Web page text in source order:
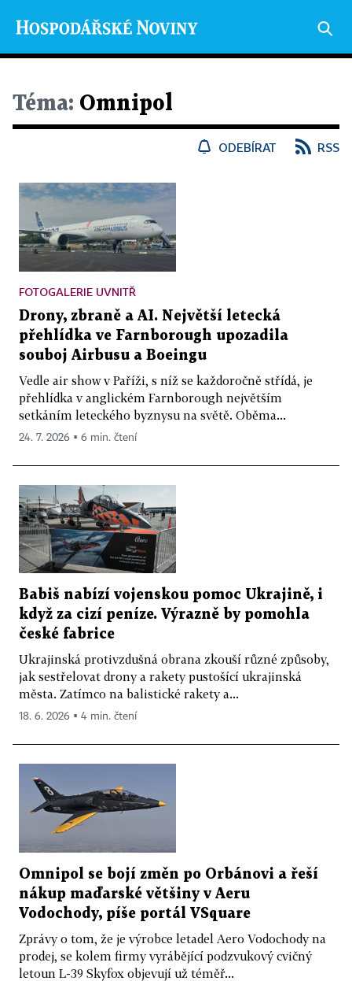
Téma: Omnipol
ODEBÍRAT RSS
FOTOGALERIE UVNITŘ
Drony, zbraně a AI. Největší letecká
přehlídka ve Farnborough upozadila
souboj Airbusu a Boeingu
Vedle air show v Paříži, s níž se každoročně střídá, je
přehlídka v anglickém Farnborough největším
setkáním leteckého byznysu na světě. Oběma...
24. 7. 2026 ▪ 6 min. čtení
Babiš nabízí vojenskou pomoc Ukrajině, i
když za cizí peníze. Výrazně by pomohla
české fabrice
Ukrajinská protivzdušná obrana zkouší různé způsoby,
jak sestřelovat drony a rakety pustošící ukrajinská
města. Zatímco na balistické rakety a...
18. 6. 2026 ▪ 4 min. čtení
Omnipol se bojí změn po Orbánovi a řeší
nákup maďarské většiny v Aeru
Vodochody, píše portál VSquare
Zprávy o tom, že je výrobce letadel Aero Vodochody na
prodej, se kolem firmy vyrábějící podzvukový cvičný
letoun L-39 Skyfox objevují už téměř...